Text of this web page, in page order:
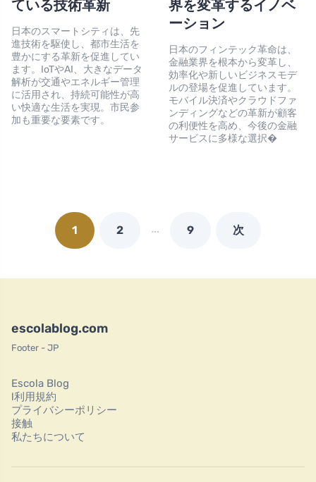
ている技術革新
日本のスマートシティは、先
進技術を駆使し、都市生活を
豊かにする革新を促進してい
ます。IoTやAI、大きなデータ
解析が交通やエネルギー管理
に活用され、持続可能性が高
い快適な生活を実現。市民参
加も重要な要素です。
界を変革するイノベ
ーション
日本のフィンテック革命は、
金融業界を根本から変革し、
効率化や新しいビジネスモデ
ルの登場を促進しています。
モバイル決済やクラウドファ
ンディングなどの革新が顧客
の利便性を高め、今後の金融
サービスに多様な選択�
1 2 … 9 次
escolablog.com
Footer - JP
Escola Blog
l利用規約
プライバシーポリシー
接触
私たちについて